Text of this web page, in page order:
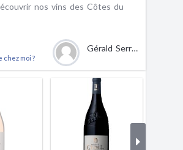
nos vins des Côtes du
chez moi ?
Gérald Serrano